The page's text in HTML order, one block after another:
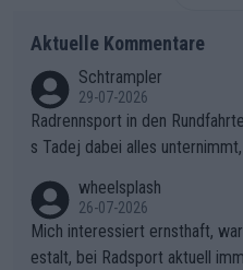
Aktuelle Kommentare
Schtrampler
29-07-2026
Radrennsport in den
s Tadej dabei alles unternimmt,
ganze Team auch mental stark
olg teilzuhaben, ist ihm ganz
chen weit über den Radsport
wheelsplash
26-07-2026
Mich interessiert ernsthaft,
estalt, bei Radsport aktuell